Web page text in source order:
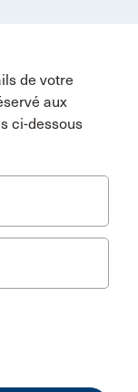
de votre
aux
ci-dessous